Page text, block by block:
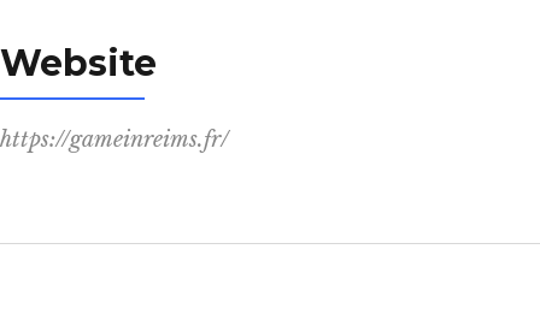
Website
https://gameinreims.fr/